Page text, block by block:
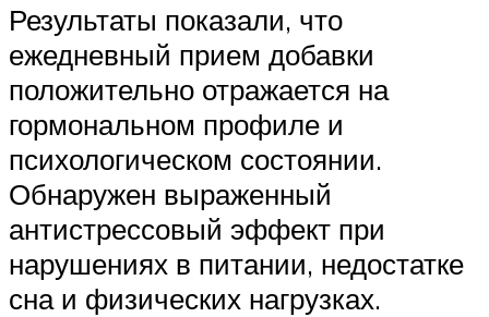
Результаты показали, что
ежедневный прием добавки
положительно отражается на
гормональном профиле и
психологическом состоянии.
Обнаружен выраженный
антистрессовый эффект при
нарушениях в питании, недостатке
сна и физических нагрузках.